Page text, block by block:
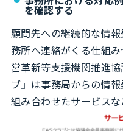
を確認する
顧問先への継続的な情
務所へ連絡がくる仕組
営革新等支援機関推進
ブ』は事務局からの情
組み合わせたサービスな